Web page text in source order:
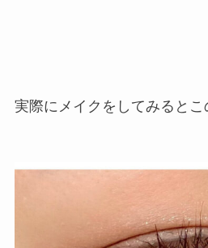
実際にメイクをしてみるとこ